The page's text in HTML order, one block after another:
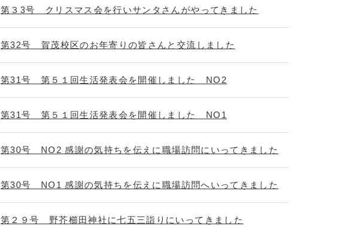
第３3号 クリスマス会を行いサンタさんがやってきました
第32号 賀茂校区のお年寄りの皆さんと交流しました
第31号 第５１回生活発表会を開催しました NO2
第31号 第５１回生活発表会を開催しました NO1
第30号 NO2 感謝の気持ちを伝えに職場訪問にいってきました
第30号 NO1 感謝の気持ちを伝えに職場訪問へいってきました
第２９号 野芥櫛田神社に七五三詣りにいってきました